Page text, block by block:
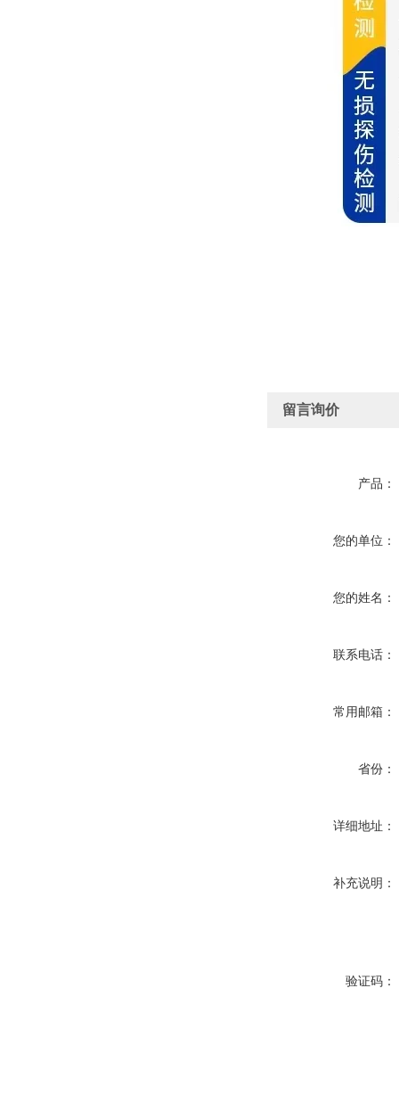
留言询价
产品：
您的单位：
您的姓名：
联系电话：
常用邮箱：
省份：
详细地址：
补充说明：
验证码：